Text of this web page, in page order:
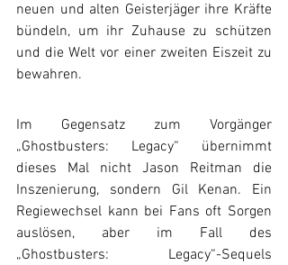
neuen und alten Geisterjäger ihre Kräfte
bündeln, um ihr Zuhause zu schützen
und die Welt vor einer zweiten Eiszeit zu
bewahren.
Im Gegensatz zum Vorgänger
„Ghostbusters: Legacy“ übernimmt
dieses Mal nicht Jason Reitman die
Inszenierung, sondern Gil Kenan. Ein
Regiewechsel kann bei Fans oft Sorgen
auslösen, aber im Fall des
„Ghostbusters: Legacy“-Sequels